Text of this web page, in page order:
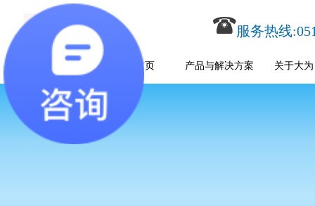
服务热线
首页 产品与解决方案 关于大为